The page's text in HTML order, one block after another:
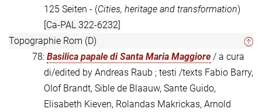
125 Seiten - (Cities, heritage and transformation)
[Ca-PAL 322-6232]
Topographie Rom (D)
78: Basilica papale di Santa Maria Maggiore / a cura
di/edited by Andreas Raub ; testi /texts Fabio Barry,
Olof Brandt, Sible de Blaauw, Sante Guido,
Elisabeth Kieven, Rolandas Makrickas, Arnold